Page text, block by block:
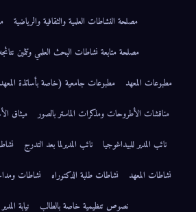
مصلحة النشاطات العلمية والثقافية والرياضية
مصلحة متابعة نشاطات البحث العلمي وتثمين
مطبوعات المعهد
مطبوعات جامعية (خاصة بأساتذة
مناقشات الأطروحات ومذكرات الماستر بالصور
ميثاق
نائب المدير للبيداغوجيا
نائب المديرلما بعد التدرج
نشاطات المعهد
نشاطات طلبة الدكتوراه نشاطات
نصوص تنظيمية خاصة بالطالب
نيابة